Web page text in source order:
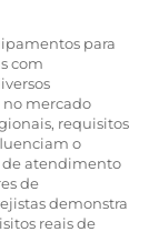
para
com
no mercado
requisitos
o
de atendimento
de
demonstra
reais de